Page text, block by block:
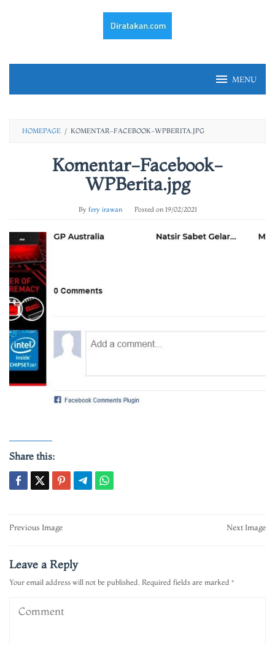
MENU
HOMEPAGE / KOMENTAR-FACEBOOK-WPBERITA.JPG
Komentar-Facebook-
WPBerita.jpg
By fery irawan Posted on 19/02/2021
Share this:
Post
Previous Image Next Image
Leave a Reply
Your email address will not be published. Required fields are marked *